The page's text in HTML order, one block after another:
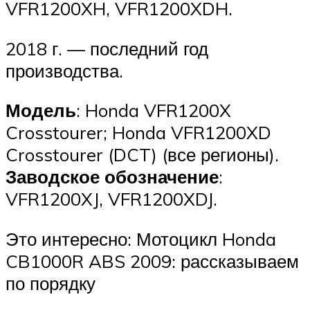
VFR1200XH, VFR1200XDH.
2018 г. — последний год
производства.
Модель: Honda VFR1200X
Crosstourer; Honda VFR1200XD
Crosstourer (DCT) (все регионы).
Заводское обозначение:
VFR1200XJ, VFR1200XDJ.
Это интересно: Мотоцикл Honda
CB1000R ABS 2009: рассказываем
по порядку